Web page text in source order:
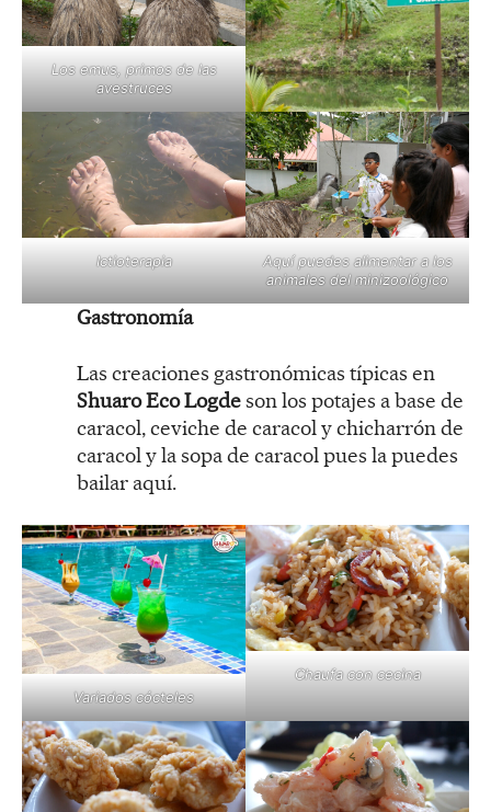
Los emus, primos de las
avestruces
Ictioterapia
Aquí puedes alimentar a los
animales del minizoológico
Gastronomía
Las creaciones gastronómicas típicas en
Shuaro Eco Logdeson los potajes a base de
caracol, ceviche de caracol y chicharrón de
caracol y la sopa de caracol pues la puedes
bailar aquí.
Variados cócteles
Chaufa con cecina